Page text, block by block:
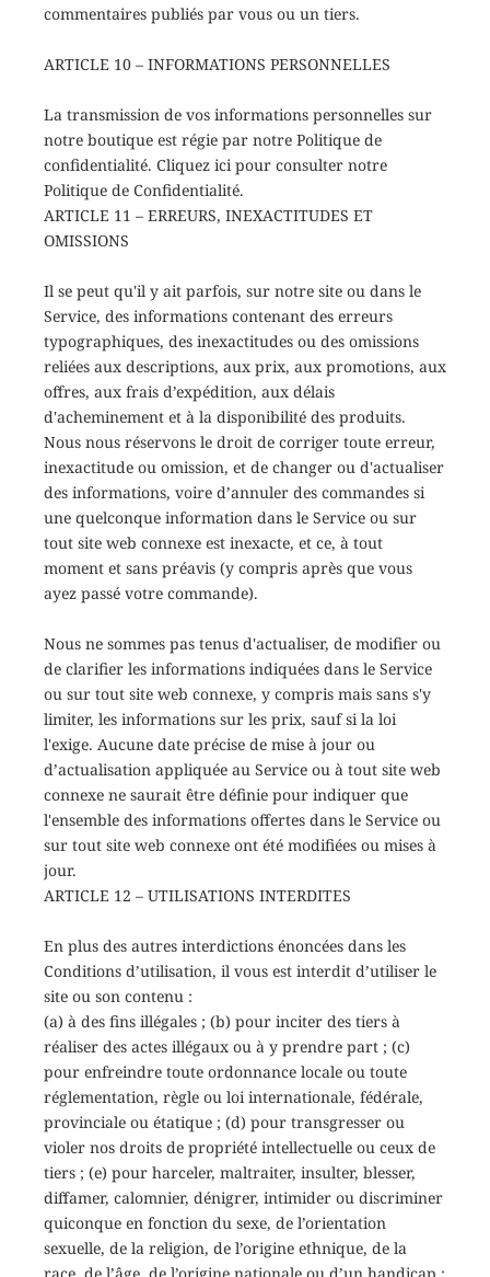
commentaires publiés par vous ou un tiers.
ARTICLE 10 – INFORMATIONS PERSONNELLES
La transmission de vos informations personnelles sur
notre boutique est régie par notre Politique de
confidentialité. Cliquez ici pour consulter notre
Politique de Confidentialité.
ARTICLE 11 – ERREURS, INEXACTITUDES ET
OMISSIONS
Il se peut qu'il y ait parfois, sur notre site ou dans le
Service, des informations contenant des erreurs
typographiques, des inexactitudes ou des omissions
reliées aux descriptions, aux prix, aux promotions, aux
offres, aux frais d’expédition, aux délais
d'acheminement et à la disponibilité des produits.
Nous nous réservons le droit de corriger toute erreur,
inexactitude ou omission, et de changer ou d'actualiser
des informations, voire d’annuler des commandes si
une quelconque information dans le Service ou sur
tout site web connexe est inexacte, et ce, à tout
moment et sans préavis (y compris après que vous
ayez passé votre commande).
Nous ne sommes pas tenus d'actualiser, de modifier ou
de clarifier les informations indiquées dans le Service
ou sur tout site web connexe, y compris mais sans s'y
limiter, les informations sur les prix, sauf si la loi
l'exige. Aucune date précise de mise à jour ou
d’actualisation appliquée au Service ou à tout site web
connexe ne saurait être définie pour indiquer que
l'ensemble des informations offertes dans le Service ou
sur tout site web connexe ont été modifiées ou mises à
jour.
ARTICLE 12 – UTILISATIONS INTERDITES
En plus des autres interdictions énoncées dans les
Conditions d’utilisation, il vous est interdit d’utiliser le
site ou son contenu :
(a) à des fins illégales ; (b) pour inciter des tiers à
réaliser des actes illégaux ou à y prendre part ; (c)
pour enfreindre toute ordonnance locale ou toute
réglementation, règle ou loi internationale, fédérale,
provinciale ou étatique ; (d) pour transgresser ou
violer nos droits de propriété intellectuelle ou ceux de
tiers ; (e) pour harceler, maltraiter, insulter, blesser,
diffamer, calomnier, dénigrer, intimider ou discriminer
quiconque en fonction du sexe, de l’orientation
sexuelle, de la religion, de l’origine ethnique, de la